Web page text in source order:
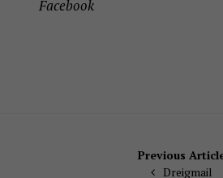
Facebook
Previous
Dreigmail